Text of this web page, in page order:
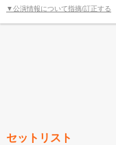
▼公演情報について指摘/訂正する
セットリスト